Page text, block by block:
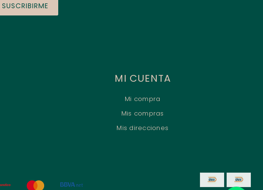
MI CUENTA
Mi compra
Mis compras
Mis direcciones
SUSCRIBIRME